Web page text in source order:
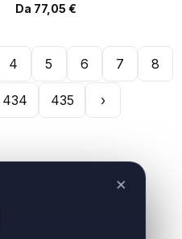
Da 77,05 €
4 5 6 7 8
434 435 ›
×